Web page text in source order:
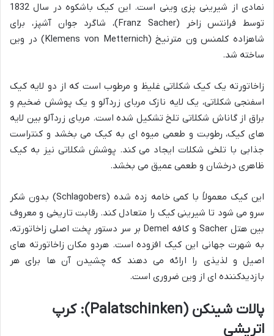
نمادی از شیرینی پزی وینی است. این کیک باشکوه در سال 1832
توسط فرانتس زاخر (Franz Sacher)، شاگرد جوان آشپز، برای
شاهزاده کلمنس ون مترنیخ (Klemens von Metternich) در وین
ساخته شد.
زاخاتورته یک کیک شکلاتی غلیظ و مرطوب است که از دو لایه کیک
اسفنجی شکلاتی، یک لایه نازک مربای زردآلو و یک پوشش ضخیم و
براق از گاناش شکلاتی تلخ تشکیل شده است. مربای زردآلو بین لایه
های کیک، رطوبت و طعمی میوه ای به کیک می بخشد و کنتراست
جذابی با تلخی شکلات ایجاد می کند. پوشش شکلاتی نیز به کیک
ظاهری درخشان و طعمی عمیق می بخشد.
این کیک معمولاً با کمی خامه زده شده (Schlagobers) بدون شکر
سرو می شود تا شیرینی کیک را متعادل کند. رقابت تاریخی و معروف
بین هتل Sacher و کافه Demel بر سر دستور پخت اصلی زاخاتورته،
به شهرت جهانی این کیک افزوده است. هردو مکان زاخاتورته های
اصیل و لذیذی را ارائه می دهند که چشیدن آن ها برای هر
بازدیدکننده ای از وین ضروری است.
پالات شینکن (Palatschinken): کرپ
اتریشی